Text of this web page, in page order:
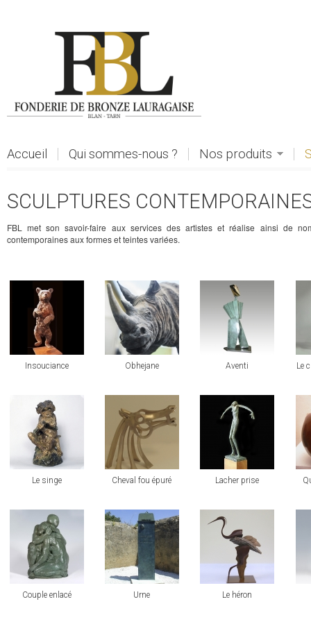
Aller au contenu principal
Accueil Qui sommes-nous ? Nos produits
SCULPTURES
FBL met son savoir-faire aux services des artistes et réalise ainsi de
contemporaines aux formes et teintes variées.
Insouciance
voir
Obhejane Aventi Le
Le singe Cheval fou épuré Lacher prise
Couple enlacé
voir
Urne
voir
Le héron